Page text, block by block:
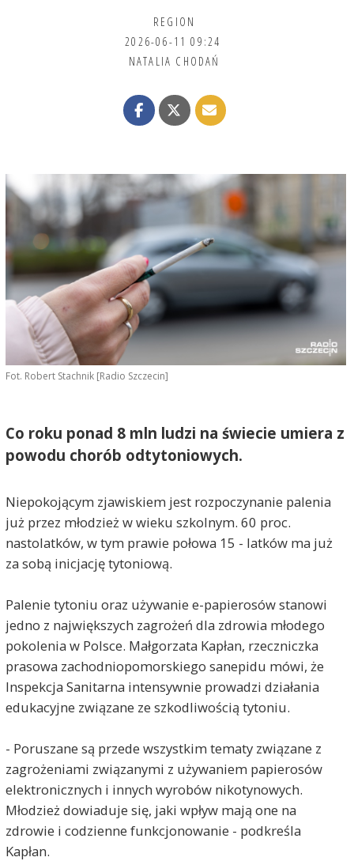
REGION
2026-06-11 09:24
NATALIA CHODAŃ
Fot. Robert Stachnik [Radio Szczecin]
Co roku ponad 8 mln ludzi na świecie umiera z
powodu chorób odtytoniowych.
Niepokojącym zjawiskiem jest rozpoczynanie palenia
już przez młodzież w wieku szkolnym. 60 proc.
nastolatków, w tym prawie połowa 15 - latków ma już
za sobą inicjację tytoniową.
Palenie tytoniu oraz używanie e-papierosów stanowi
jedno z największych zagrożeń dla zdrowia młodego
pokolenia w Polsce. Małgorzata Kapłan, rzeczniczka
prasowa zachodniopomorskiego sanepidu mówi, że
Inspekcja Sanitarna intensywnie prowadzi działania
edukacyjne związane ze szkodliwością tytoniu.
- Poruszane są przede wszystkim tematy związane z
zagrożeniami związanymi z używaniem papierosów
elektronicznych i innych wyrobów nikotynowych.
Młodzież dowiaduje się, jaki wpływ mają one na
zdrowie i codzienne funkcjonowanie - podkreśla
Kapłan.